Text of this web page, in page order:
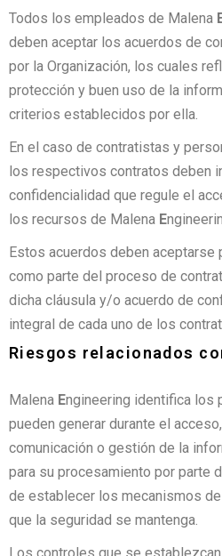
Todos los empleados de Malena
deben aceptar los acuerdos de
por la Organización, los cuales
protección y buen uso de la
criterios establecidos por ella.
En el caso de contratistas y
los respectivos contratos deben
confidencialidad que regule el
los recursos de Malena E
Estos acuerdos deben aceptarse
como parte del proceso de
dicha cláusula y/o acuerdo de
integral de cada uno de los
Riesgos relacionados
Malena Engineering identifica los
pueden generar durante el
comunicación o gestión de la
para su procesamiento por parte
de establecer los mecanismos
que la seguridad se mantenga.